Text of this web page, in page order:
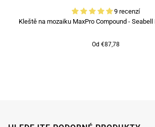
9 recenzí
Kleště na mozaiku MaxPro Compound -
Od €87,78